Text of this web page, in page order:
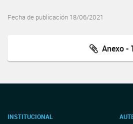
Fecha de publicación 18/06/2021
Anexo - 1
INSTITUCIONAL